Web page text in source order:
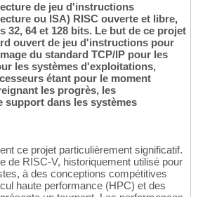
de jeu d'instructions
ou ISA) RISC ouverte et libre,
32, 64 et 128 bits. Le but de ce projet
ouvert de jeu d'instructions pour
du standard TCP/IP pour les
les systèmes d'exploitations,
étant pour le moment
les progrès, les
support dans les systèmes
ce projet particulièrement significatif.
de RISC-V, historiquement utilisé pour
à des conceptions compétitives
haute performance (HPC) et des